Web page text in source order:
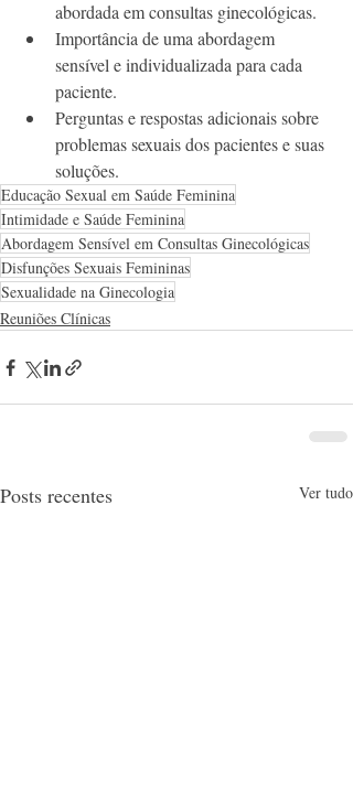
abordada em consultas ginecológicas.
Importância de uma abordagem
sensível e individualizada para cada
paciente.
Perguntas e respostas adicionais sobre
problemas sexuais dos pacientes e suas
soluções.
Educação Sexual em Saúde Feminina
Intimidade e Saúde Feminina
Abordagem Sensível em Consultas Ginecológicas
Disfunções Sexuais Femininas
Sexualidade na Ginecologia
Reuniões Clínicas
Posts recentes Ver tudo